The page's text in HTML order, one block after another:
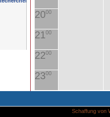
2000
2100
2200
2300
Schaffung von